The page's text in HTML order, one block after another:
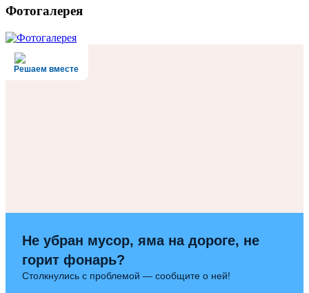
Фотогалерея
Решаем вместе
Не убран мусор, яма на дороге, не
горит фонарь?
Столкнулись с проблемой — сообщите о ней!